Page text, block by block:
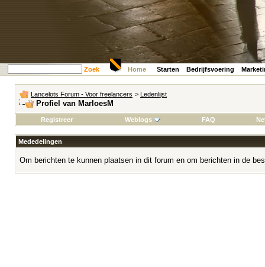
Zoek Home Starten Bedrijfsvoering
Lancelots Forum - Voor freelancers > Ledenlijst
Profiel van MarloesM
Registreer Weblogs FAQ
Mededelingen
Om berichten te kunnen plaatsen in dit forum en om berichten in de